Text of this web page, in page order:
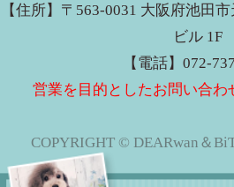
【住所】〒563-0031 大阪府池田
ビル 1F
【電話】072-
営業を目的としたお問い合わ
COPYRIGHT © DEARwan＆